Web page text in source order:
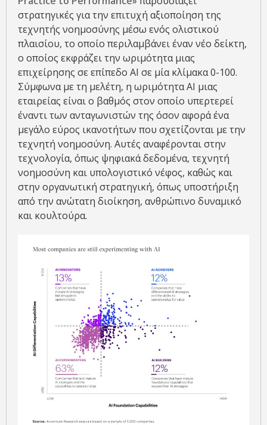
στρατηγικές για την επιτυχή αξιοποίηση της
τεχνητής νοημοσύνης μέσω ενός ολιστικού
πλαισίου, το οποίο περιλαμβάνει έναν νέο δείκτη,
ο οποίος εκφράζει την ωριμότητα μιας
επιχείρησης σε επίπεδο AI σε μία κλίμακα 0-100.
Σύμφωνα με τη μελέτη, η ωριμότητα ΑΙ μιας
εταιρείας είναι ο βαθμός στον οποίο υπερτερεί
έναντι των ανταγωνιστών της όσον αφορά ένα
μεγάλο εύρος ικανοτήτων που σχετίζονται με την
τεχνητή νοημοσύνη. Αυτές αναφέρονται στην
τεχνολογία, όπως ψηφιακά δεδομένα, τεχνητή
νοημοσύνη και υπολογιστικό νέφος, καθώς και
στην οργανωτική στρατηγική, όπως υποστήριξη
από την ανώτατη διοίκηση, ανθρώπινο δυναμικό
και κουλτούρα.